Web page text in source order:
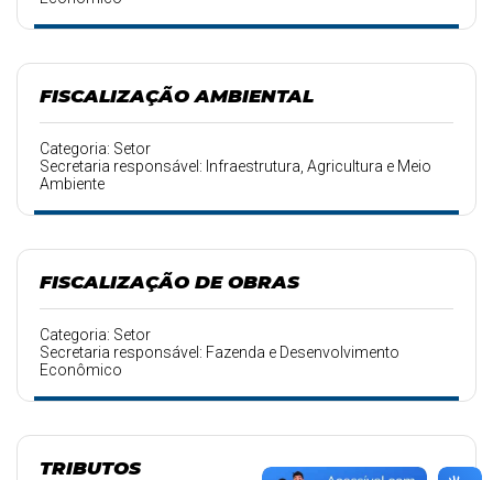
FISCALIZAÇÃO AMBIENTAL
Categoria: Setor
Secretaria responsável: Infraestrutura, Agricultura e Meio
Ambiente
FISCALIZAÇÃO DE OBRAS
Categoria: Setor
Secretaria responsável: Fazenda e Desenvolvimento
Econômico
TRIBUTOS